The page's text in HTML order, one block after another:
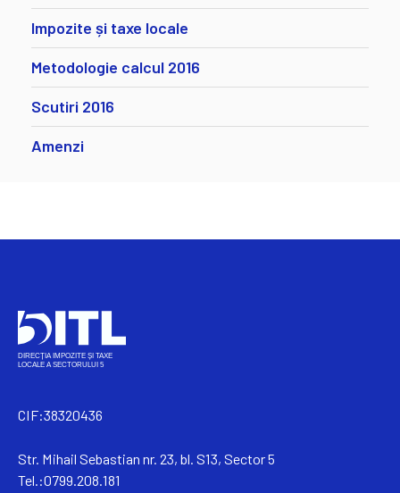
Impozite și taxe locale
Metodologie calcul 2016
Scutiri 2016
Amenzi
CIF:38320436
Str. Mihail Sebastian nr. 23, bl. S13, Sector 5
Tel.:0799.208.181